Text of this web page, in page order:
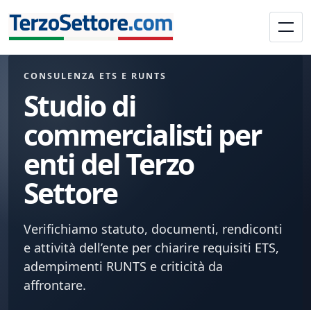
CONSULENZA ETS E RUNTS
Studio di
commercialisti per
enti del Terzo
Settore
Verifichiamo statuto, documenti, rendiconti
e attività dell’ente per chiarire requisiti ETS,
adempimenti RUNTS e criticità da
affrontare.